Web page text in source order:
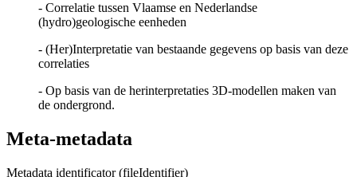
- Correlatie tussen Vlaamse en Nederlandse
(hydro)geologische eenheden
- (Her)Interpretatie van bestaande gegevens op basis van deze
correlaties
- Op basis van de herinterpretaties 3D-modellen maken van
de ondergrond.
Meta-metadata
Metadata identificator (fileIdentifier)